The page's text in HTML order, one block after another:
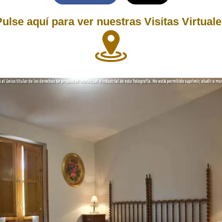
aquí para ver nuestras Visitas